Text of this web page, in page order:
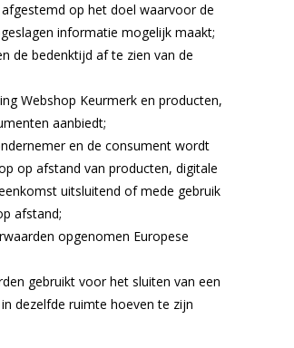
op het doel waarvoor de
informatie mogelijk maakt;
de bedenktijd af te zien van de
Webshop Keurmerk en producten,
aanbiedt;
en de consument wordt
op afstand van producten, digitale
uitsluitend of mede gebruik
afstand;
opgenomen Europese
gebruikt voor het sluiten van een
dezelfde ruimte hoeven te zijn